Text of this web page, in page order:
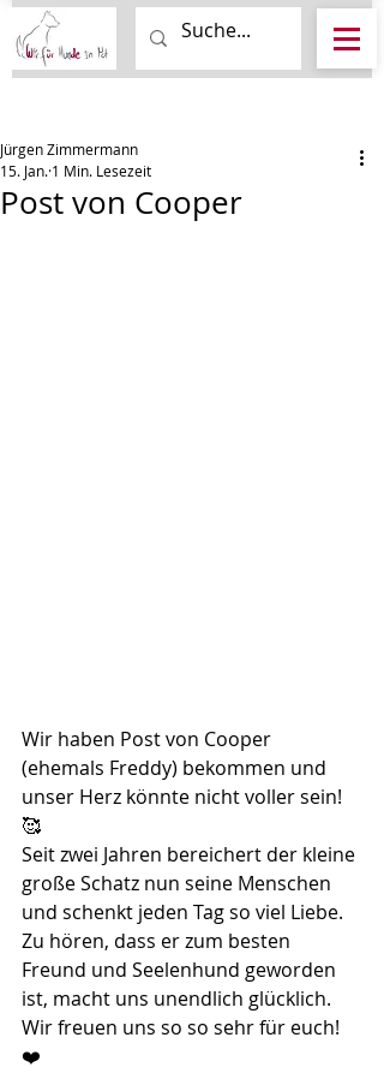
Post von Cooper
Jürgen Zimmermann
15. Jan. 1 Min. Lesezeit
Wir haben Post von Cooper
(ehemals Freddy) bekommen und
unser Herz könnte nicht voller sein!
🥰
Seit zwei Jahren bereichert der kleine
große Schatz nun seine Menschen
und schenkt jeden Tag so viel Liebe.
Zu hören, dass er zum besten
Freund und Seelenhund geworden
ist, macht uns unendlich glücklich.
Wir freuen uns so so sehr für euch!
❤️